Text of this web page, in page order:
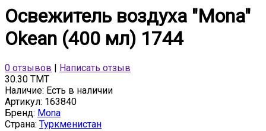
Освежитель воздуха "Mona"
Okean (400 мл) 1744
0 отзывов
Написать отзыв
30.30 TMT
Наличие: Есть в наличии
Артикул: 163840
Бренд: Mona
Страна: Туркменистан